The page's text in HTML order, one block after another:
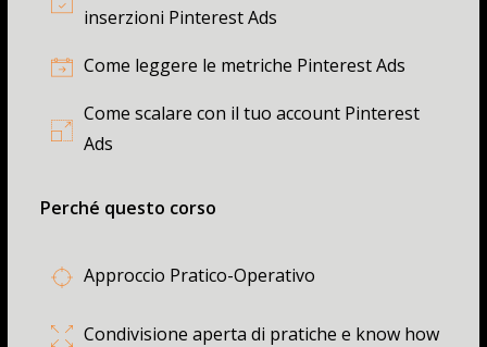
inserzioni Pinterest Ads
Come leggere le metriche Pinterest Ads
Come scalare con il tuo account Pinterest
Ads
Perché questo corso
Approccio Pratico-Operativo
Condivisione aperta di pratiche e know how